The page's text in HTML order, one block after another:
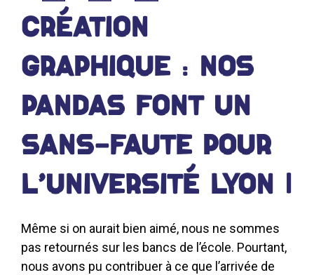
CRÉATION
GRAPHIQUE : NOS
PANDAS FONT UN
SANS-FAUTE POUR
L’UNIVERSITÉ LYON 1
Même si on aurait bien aimé, nous ne sommes
pas retournés sur les bancs de l’école. Pourtant,
nous avons pu contribuer à ce que l’arrivée de